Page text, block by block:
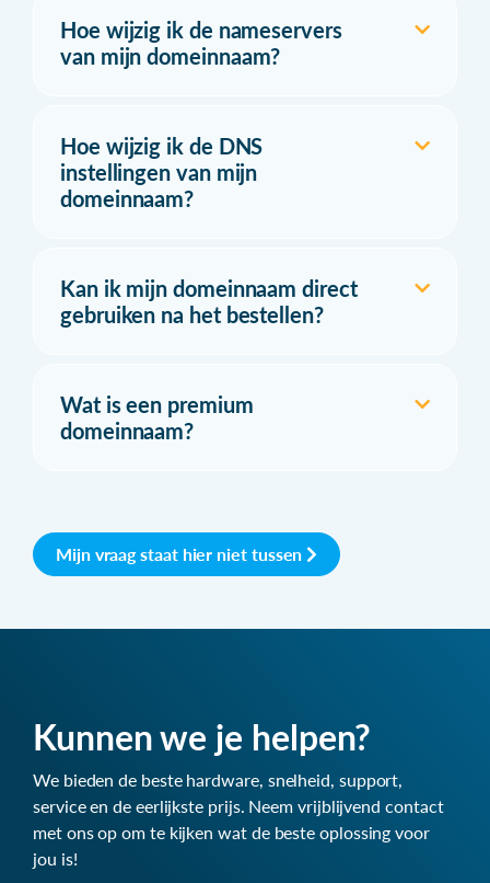
Hoe wijzig ik de nameservers
van mijn domeinnaam?
Hoe wijzig ik de DNS
instellingen van mijn
domeinnaam?
Kan ik mijn domeinnaam direct
gebruiken na het bestellen?
Wat is een premium
domeinnaam?
Mijn vraag staat hier niet tussen
Kunnen we je helpen?
We bieden de beste hardware, snelheid, support,
service en de eerlijkste prijs. Neem vrijblijvend contact
met ons op om te kijken wat de beste oplossing voor
jou is!